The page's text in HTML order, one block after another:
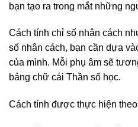
bạn tạo ra trong mắt những
Cách tính chỉ số nhân cách
số nhân cách, bạn cần dựa
của mình. Mỗi phụ âm sẽ
bảng chữ cái Thần số học.
Cách tính được thực hiện